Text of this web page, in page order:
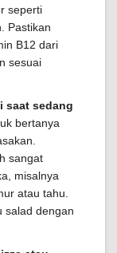
seperti
Pastikan
B12 dari
sesuai
saat sedang
bertanya
sangat
misalnya
atau tahu.
salad dengan